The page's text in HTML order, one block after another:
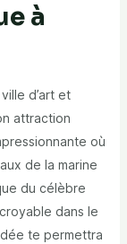
à
d’art et
attraction
où
de la marine
du célèbre
dans le
te permettra